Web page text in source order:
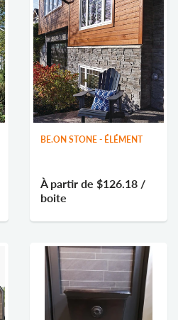
BE.ON STONE - ÉLÉMENT
À partir de $126.18 /
boite